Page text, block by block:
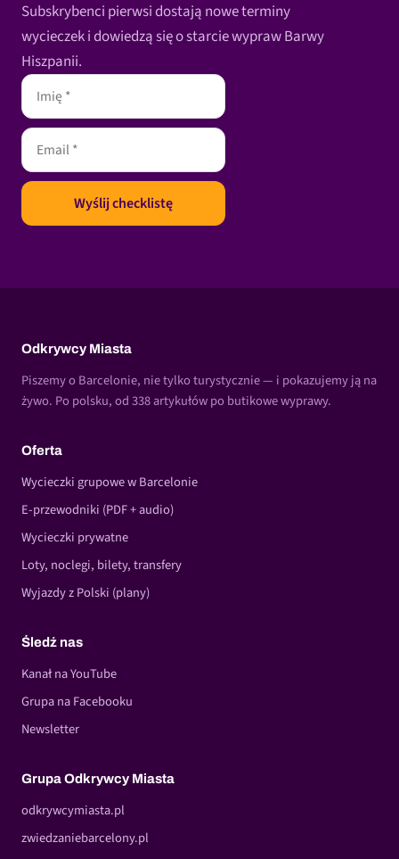
Subskrybenci pierwsi dostają nowe terminy
wycieczek i dowiedzą się o starcie wypraw Barwy
Hiszpanii.
Odkrywcy Miasta
Piszemy o Barcelonie, nie tylko turystycznie — i pokazujemy ją na
żywo. Po polsku, od 338 artykułów po butikowe wyprawy.
Oferta
Wycieczki grupowe w Barcelonie
E-przewodniki (PDF + audio)
Wycieczki prywatne
Loty, noclegi, bilety, transfery
Wyjazdy z Polski (plany)
Śledź nas
Kanał na YouTube
Grupa na Facebooku
Newsletter
Grupa Odkrywcy Miasta
odkrywcymiasta.pl
zwiedzaniebarcelony.pl